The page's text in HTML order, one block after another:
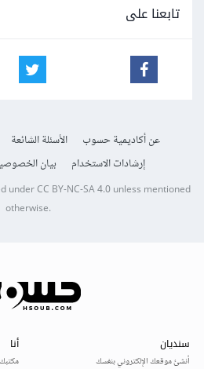
تابعنا على
عن أكاديمية حسوب الأسئلة الشائعة
إرشادات الاستخدام
بيان
underCC BY-NC-SA 4.0unless mentioned
otherwise.